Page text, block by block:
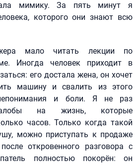
мимику. За пять минут я
которого они знают всю
мало читать лекции по
Иногда человек приходит в
его достала жена, он хочет
машину и свалить из этого
и боли. Я не раз
на жизнь, которые
часов. Только когда такой
можно приступать к продаже
откровенного разговора с
полностью покорён: он